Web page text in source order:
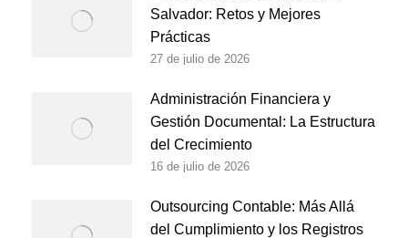
Salvador: Retos y Mejores
Prácticas
27 de julio de 2026
Administración Financiera y
Gestión Documental: La Estructura
del Crecimiento
16 de julio de 2026
Outsourcing Contable: Más Allá
del Cumplimiento y los Registros